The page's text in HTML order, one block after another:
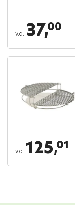
v.a. 37,00
v.a. 125,01